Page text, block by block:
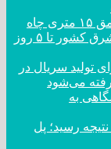
وزش باد شدید در نواحی شمال شرق و شرق کشور تا ۵ روز
۲۰ فیلم‌نامه برای تولید سریال در
می‌شود
به
رسید؛ پل